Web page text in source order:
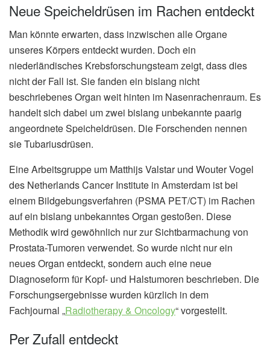
Neue Speicheldrüsen im Rachen entdeckt
Man könnte erwarten, dass inzwischen alle Organe
unseres Körpers entdeckt wurden. Doch ein
niederländisches Krebsforschungsteam zeigt, dass dies
nicht der Fall ist. Sie fanden ein bislang nicht
beschriebenes Organ weit hinten im Nasenrachenraum. Es
handelt sich dabei um zwei bislang unbekannte paarig
angeordnete Speicheldrüsen. Die Forschenden nennen
sie Tubariusdrüsen.
Eine Arbeitsgruppe um Matthijs Valstar und Wouter Vogel
des Netherlands Cancer Institute in Amsterdam ist bei
einem Bildgebungsverfahren (PSMA PET/CT) im Rachen
auf ein bislang unbekanntes Organ gestoßen. Diese
Methodik wird gewöhnlich nur zur Sichtbarmachung von
Prostata-Tumoren verwendet. So wurde nicht nur ein
neues Organ entdeckt, sondern auch eine neue
Diagnoseform für Kopf- und Halstumoren beschrieben. Die
Forschungsergebnisse wurden kürzlich in dem
Fachjournal „Radiotherapy & Oncology“ vorgestellt.
Per Zufall entdeckt